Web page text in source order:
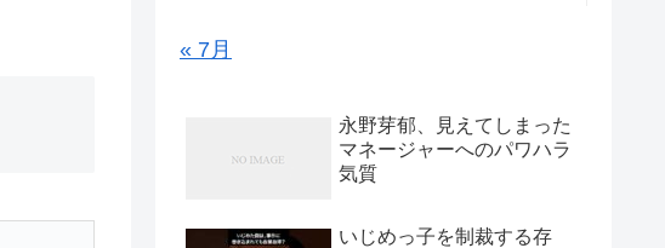
« 7月
永野芽郁、見えてしまった
マネージャーへのパワハラ
気質
いじめっ子を制裁する存